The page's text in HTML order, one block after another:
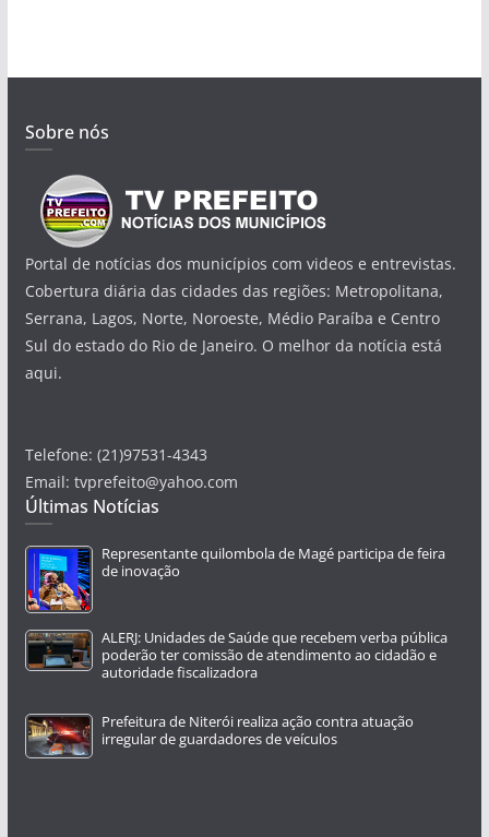
Sobre nós
Portal de notícias dos municípios com videos e entrevistas.
Cobertura diária das cidades das regiões: Metropolitana,
Serrana, Lagos, Norte, Noroeste, Médio Paraíba e Centro
Sul do estado do Rio de Janeiro. O melhor da notícia está
aqui.
Telefone: (21)97531-4343
Email: tvprefeito@yahoo.com
Últimas Notícias
Representante quilombola de Magé participa de feira
de inovação
ALERJ: Unidades de Saúde que recebem verba pública
poderão ter comissão de atendimento ao cidadão e
autoridade fiscalizadora
Prefeitura de Niterói realiza ação contra atuação
irregular de guardadores de veículos